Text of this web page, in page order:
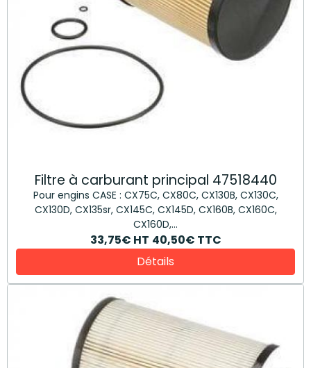
Filtre à carburant principal 47518440
Pour engins CASE : CX75C, CX80C, CX130B, CX130C,
CX130D, CX135sr, CX145C, CX145D, CX160B, CX160C,
CX160D,...
33,75€ HT 40,50€ TTC
Détails